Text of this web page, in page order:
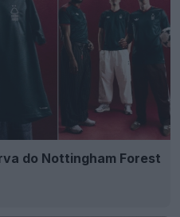
do Nottingham Forest